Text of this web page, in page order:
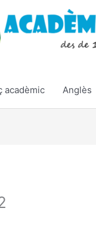
acadèmic Anglès